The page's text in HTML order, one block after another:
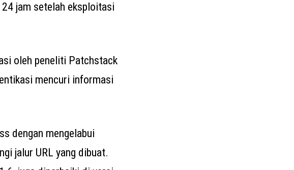
jam setelah eksploitasi
oleh peneliti Patchstack
mencuri informasi
dengan mengelabui
jalur URL yang dibuat.